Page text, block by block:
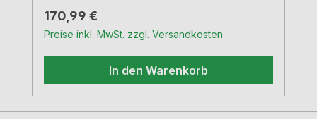
Gläserhalter sowie Rückwand-Sets
separat erhältlich. Aluminiumprofile 1,8
cm x 1,8 cm Pulverbeschichtet mit
Feinstruktur Set besteht aus: 1 x
Grundrahmen-Set, 1 x Streben-
Set Regalsystem
Regulärer Preis:
170,99 €
Preise inkl. MwSt. zzgl. Versandkosten
In den Warenkorb